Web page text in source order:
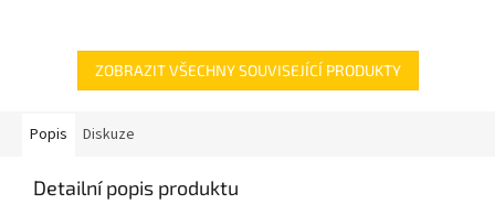
ZOBRAZIT VŠECHNY SOUVISEJÍCÍ PRODUKTY
Popis Diskuze
Detailní popis produktu